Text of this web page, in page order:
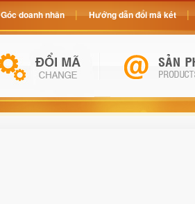
Góc doanh nhân Hướng dẫn đổi mã két